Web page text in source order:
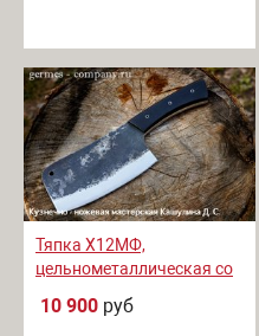
Тяпка Х12МФ,
цельнометаллическая со
следами ковки, микарта
10 900 руб